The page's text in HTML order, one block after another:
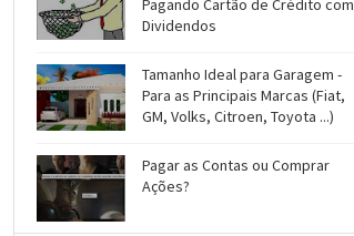
Pagando Cartão de Crédito com
Dividendos
Tamanho Ideal para Garagem -
Para as Principais Marcas (Fiat,
GM, Volks, Citroen, Toyota ...)
Pagar as Contas ou Comprar
Ações?